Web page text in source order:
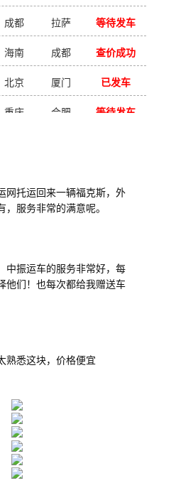
成都 拉萨 等待发车
海南 成都 查价成功
北京 厦门 已发车
重庆 合肥 等待发车
网托运回来一辆福克斯，外
，服务非常的满意呢。
中振运车的服务非常好，每
他们！也每次都给我赠送车
熟悉这块，价格便宜